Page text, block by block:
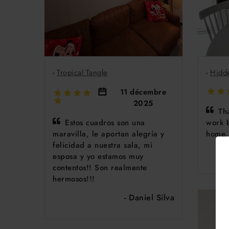
- Tropical Tangle
11 décembre
2025
Estos cuadros son una
maravilla, le aportan alegría y
felicidad a nuestra sala, mi
esposa y yo estamos muy
contentos!! Son realmente
hermosos!!!
- Daniel Silva
-
work
home.